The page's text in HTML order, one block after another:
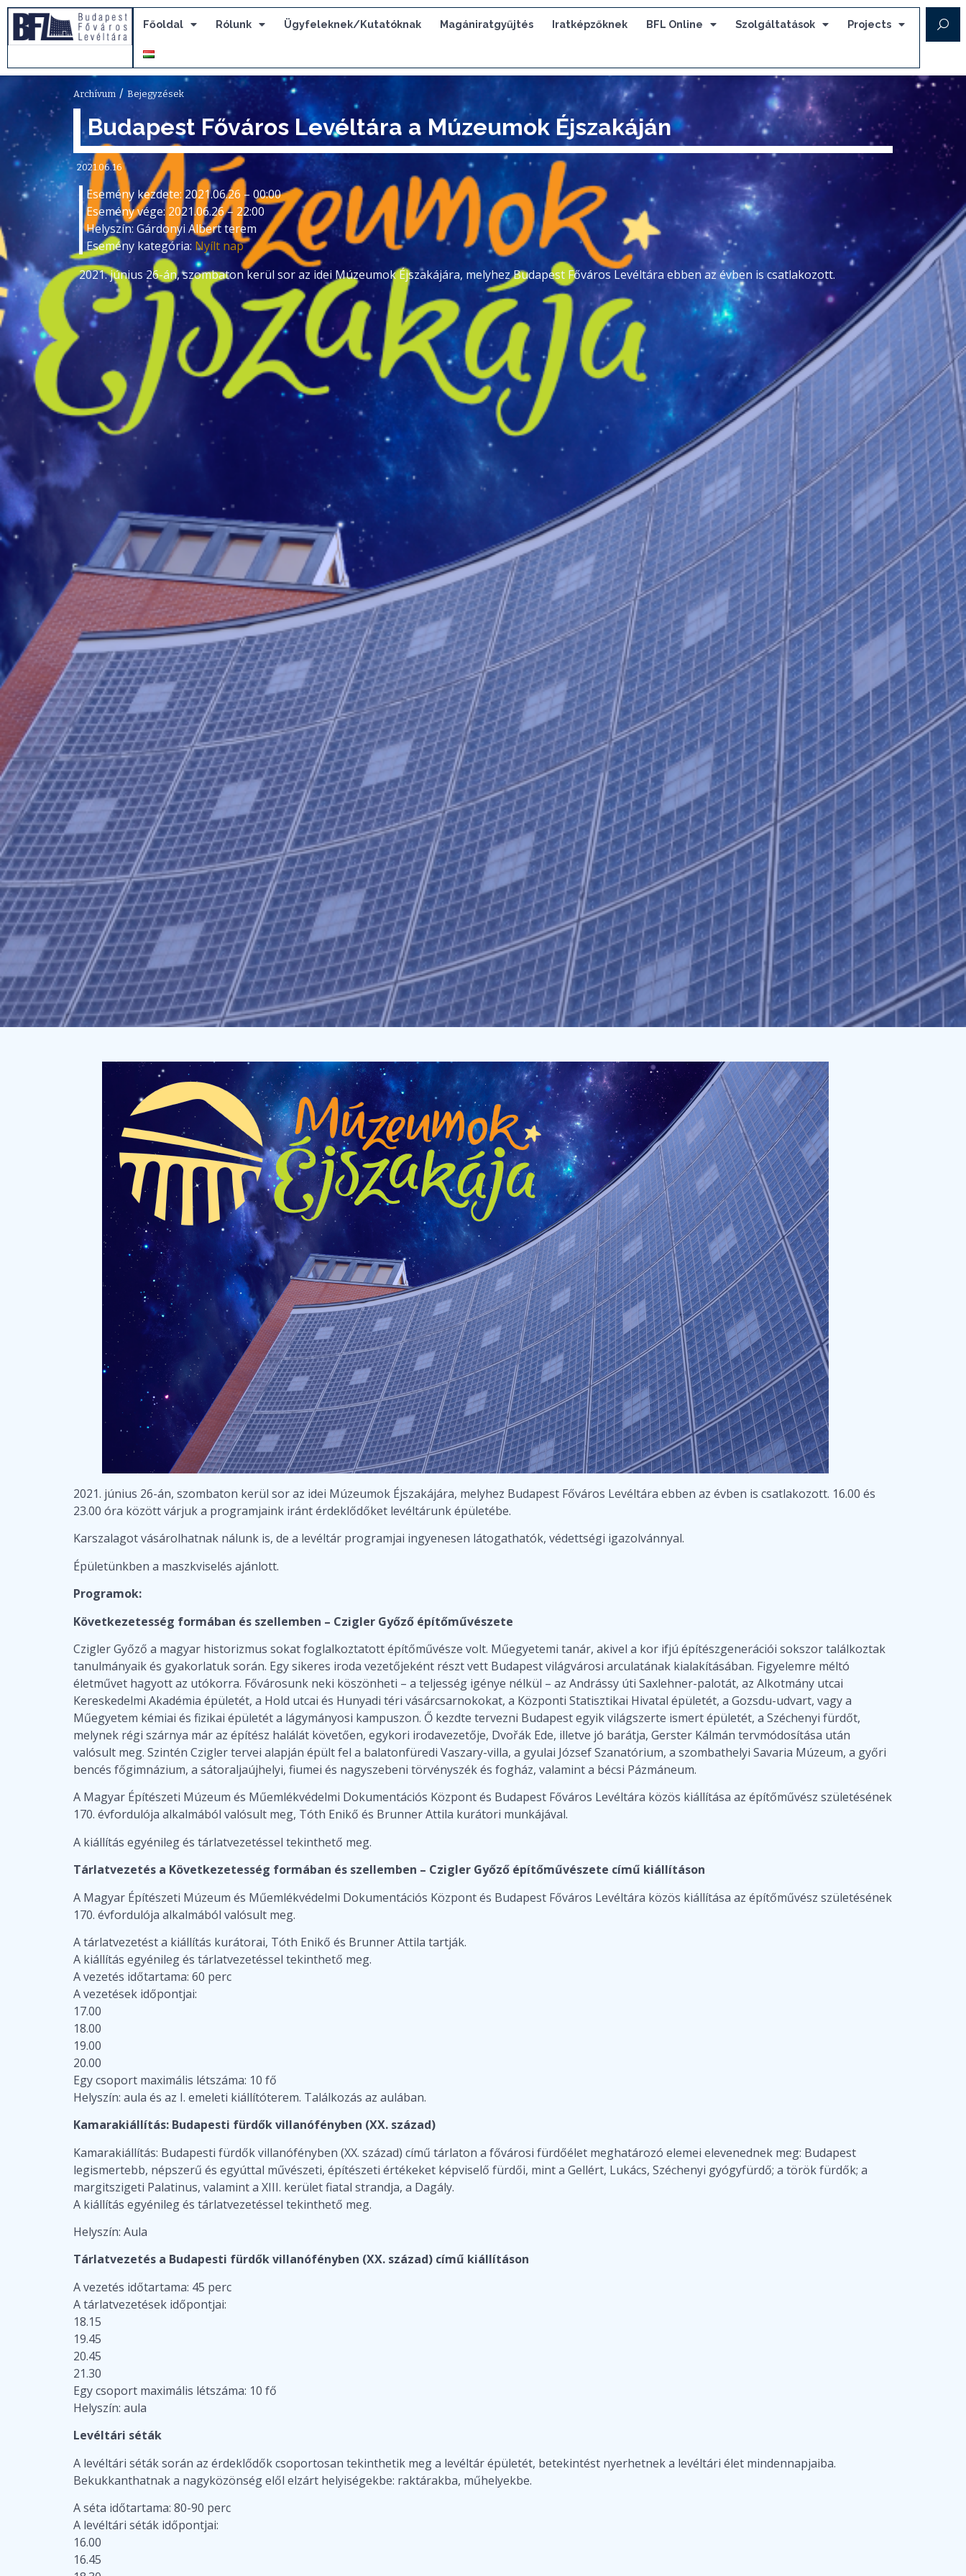
Főoldal Rólunk Ügyfeleknek/Kutatóknak Magániratgyűjtés Iratképzőknek BFL Online Szolgáltatások Projects
Archívum / Bejegyzések
Budapest Főváros Levéltára a Múzeumok Éjszakáján
2021.06.16
Esemény kezdete: 2021.06.26 – 00:00
Esemény vége: 2021.06.26 – 22:00
Helyszín: Gárdonyi Albert terem
Esemény kategória: Nyílt nap
2021. június 26-án, szombaton kerül sor az idei Múzeumok Éjszakájára, melyhez Budapest Főváros Levéltára ebben az évben is csatlakozott.
2021. június 26-án, szombaton kerül sor az idei Múzeumok Éjszakájára, melyhez Budapest Főváros Levéltára ebben az évben is csatlakozott. 16.00 és
23.00 óra között várjuk a programjaink iránt érdeklődőket levéltárunk épületébe.
Karszalagot vásárolhatnak nálunk is, de a levéltár programjai ingyenesen látogathatók, védettségi igazolvánnyal.
Épületünkben a maszkviselés ajánlott.
Programok:
Következetesség formában és szellemben – Czigler Győző építőművészete
Czigler Győző a magyar historizmus sokat foglalkoztatott építőművésze volt. Műegyetemi tanár, akivel a kor ifjú építészgenerációi sokszor találkoztak
tanulmányaik és gyakorlatuk során. Egy sikeres iroda vezetőjeként részt vett Budapest világvárosi arculatának kialakításában. Figyelemre méltó
életművet hagyott az utókorra. Fővárosunk neki köszönheti – a teljesség igénye nélkül – az Andrássy úti Saxlehner-palotát, az Alkotmány utcai
Kereskedelmi Akadémia épületét, a Hold utcai és Hunyadi téri vásárcsarnokokat, a Központi Statisztikai Hivatal épületét, a Gozsdu-udvart, vagy a
Műegyetem kémiai és fizikai épületét a lágymányosi kampuszon. Ő kezdte tervezni Budapest egyik világszerte ismert épületét, a Széchenyi fürdőt,
melynek régi szárnya már az építész halálát követően, egykori irodavezetője, Dvořák Ede, illetve jó barátja, Gerster Kálmán tervmódosítása után
valósult meg. Szintén Czigler tervei alapján épült fel a balatonfüredi Vaszary-villa, a gyulai József Szanatórium, a szombathelyi Savaria Múzeum, a győri
bencés főgimnázium, a sátoraljaújhelyi, fiumei és nagyszebeni törvényszék és fogház, valamint a bécsi Pázmáneum.
A Magyar Építészeti Múzeum és Műemlékvédelmi Dokumentációs Központ és Budapest Főváros Levéltára közös kiállítása az építőművész születésének
170. évfordulója alkalmából valósult meg, Tóth Enikő és Brunner Attila kurátori munkájával.
A kiállítás egyénileg és tárlatvezetéssel tekinthető meg.
Tárlatvezetés a Következetesség formában és szellemben – Czigler Győző építőművészete című kiállításon
A Magyar Építészeti Múzeum és Műemlékvédelmi Dokumentációs Központ és Budapest Főváros Levéltára közös kiállítása az építőművész születésének
170. évfordulója alkalmából valósult meg.
A tárlatvezetést a kiállítás kurátorai, Tóth Enikő és Brunner Attila tartják.
A kiállítás egyénileg és tárlatvezetéssel tekinthető meg.
A vezetés időtartama: 60 perc
A vezetések időpontjai:
17.00
18.00
19.00
20.00
Egy csoport maximális létszáma: 10 fő
Helyszín: aula és az I. emeleti kiállítóterem. Találkozás az aulában.
Kamarakiállítás: Budapesti fürdők villanófényben (XX. század)
Kamarakiállítás: Budapesti fürdők villanófényben (XX. század) című tárlaton a fővárosi fürdőélet meghatározó elemei elevenednek meg: Budapest
legismertebb, népszerű és egyúttal művészeti, építészeti értékeket képviselő fürdői, mint a Gellért, Lukács, Széchenyi gyógyfürdő; a török fürdők; a
margitszigeti Palatinus, valamint a XIII. kerület fiatal strandja, a Dagály.
A kiállítás egyénileg és tárlatvezetéssel tekinthető meg.
Helyszín: Aula
Tárlatvezetés a Budapesti fürdők villanófényben (XX. század) című kiállításon
A vezetés időtartama: 45 perc
A tárlatvezetések időpontjai:
18.15
19.45
20.45
21.30
Egy csoport maximális létszáma: 10 fő
Helyszín: aula
Levéltári séták
A levéltári séták során az érdeklődők csoportosan tekinthetik meg a levéltár épületét, betekintést nyerhetnek a levéltári élet mindennapjaiba.
Bekukkanthatnak a nagyközönség elől elzárt helyiségekbe: raktárakba, műhelyekbe.
A séta időtartama: 80-90 perc
A levéltári séták időpontjai:
16.00
16.45